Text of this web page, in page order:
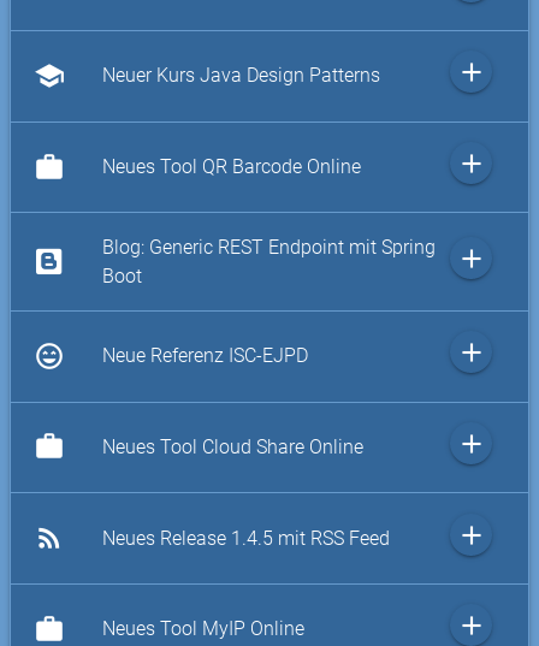
school Neuer Kurs Java Design Patterns add
work Neues Tool QR Barcode Online add
Blog: Generic REST Endpoint mit Spring
Boot
add
sentiment_very_satisfied Neue Referenz ISC-EJPD add
work Neues Tool Cloud Share Online add
rss_feed Neues Release 1.4.5 mit RSS Feed add
work Neues Tool MyIP Online add